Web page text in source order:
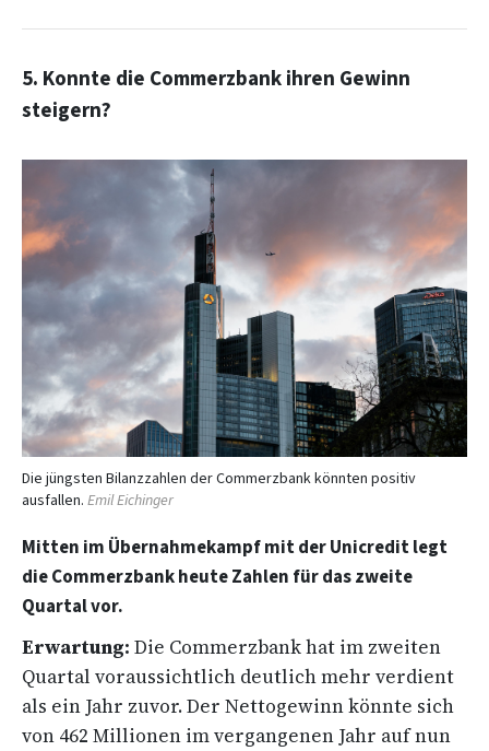
5. Konnte die Commerzbank ihren Gewinn
steigern?
Die jüngsten Bilanzzahlen der Commerzbank könnten positiv
ausfallen. Emil Eichinger
Mitten im ‌Übernahmekampf mit der Unicredit legt
die Commerzbank heute Zahlen für das zweite
Quartal vor.
Erwartung: Die Commerzbank hat im zweiten
Quartal voraussichtlich deutlich mehr verdient
als ein Jahr zuvor. Der Nettogewinn könnte sich
von 462 Millionen im vergangenen Jahr auf nun